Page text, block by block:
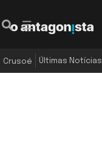
Crusoé Últimas Notícias